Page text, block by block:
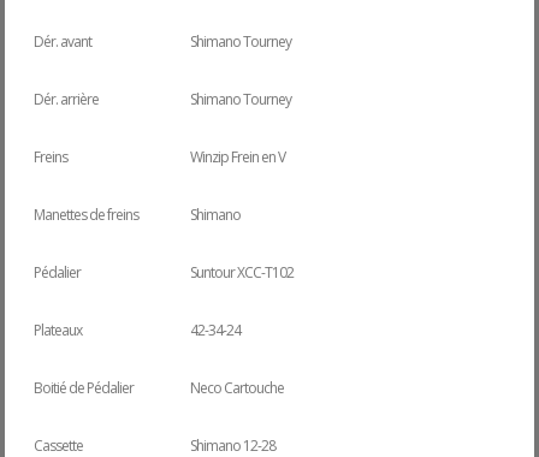
Dér. avant Shimano Tourney
Dér. arrière Shimano Tourney
Freins Winzip Frein en V
Manettes de freins Shimano
Pédalier Suntour XCC-T102
Plateaux 42-34-24
Boitié de Pédalier Neco Cartouche
Cassette Shimano 12-28